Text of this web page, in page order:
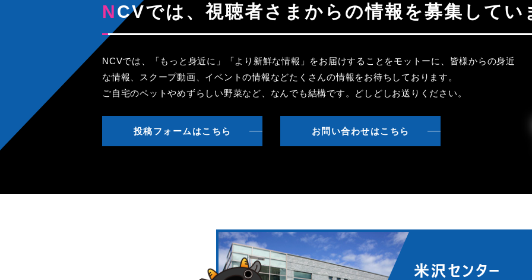
NCVでは、視聴者さまからの情報を募集してい
NCVでは、「もっと身近に」「より新鮮な情報」をお届けすることをモットーに、皆様からの身近
な情報、スクープ動画、イベントの情報などたくさんの情報をお待ちしております。
ご自宅のペットやめずらしい野菜など、なんでも結構です。どしどしお送りください。
投稿フォームはこちら お問い合わせはこちら